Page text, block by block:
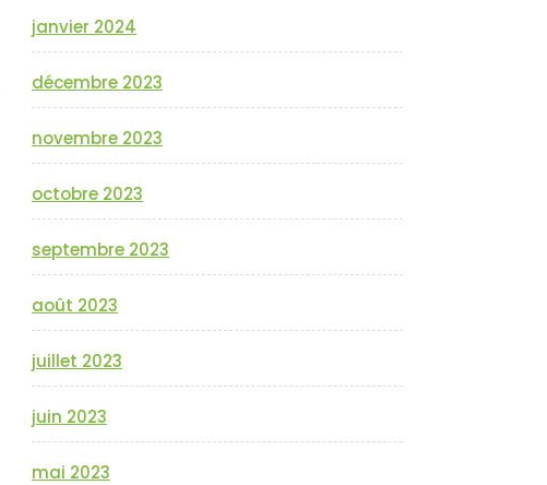
janvier 2024
décembre 2023
novembre 2023
octobre 2023
septembre 2023
août 2023
juillet 2023
juin 2023
mai 2023